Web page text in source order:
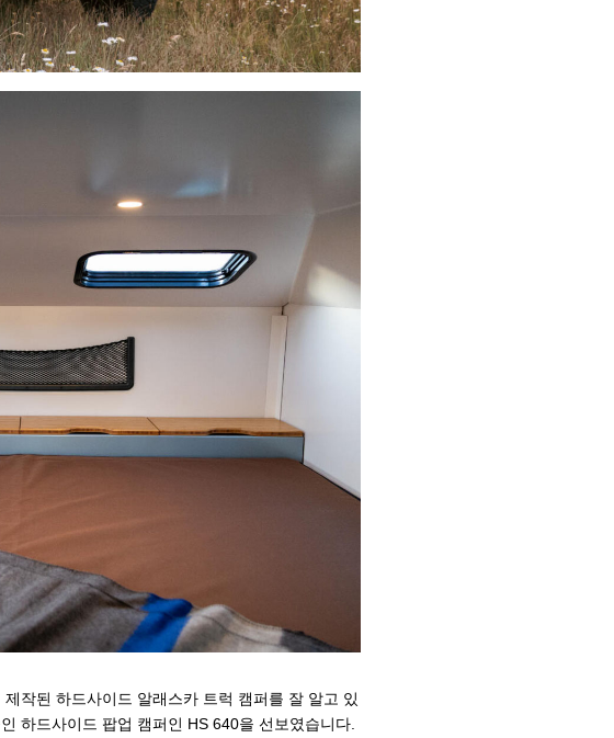
작된 하드사이드 알래스카 트럭 캠퍼를 잘 알고 있
하드사이드 팝업 캠퍼인 HS 640을 선보였습니다.